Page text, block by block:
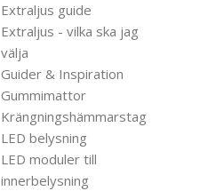
Extraljus guide
Extraljus - vilka ska jag
välja
Guider & Inspiration
Gummimattor
Krängningshämmarstag
LED belysning
LED moduler till
innerbelysning